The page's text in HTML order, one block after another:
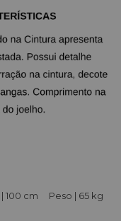
100 cm Peso | 65 kg